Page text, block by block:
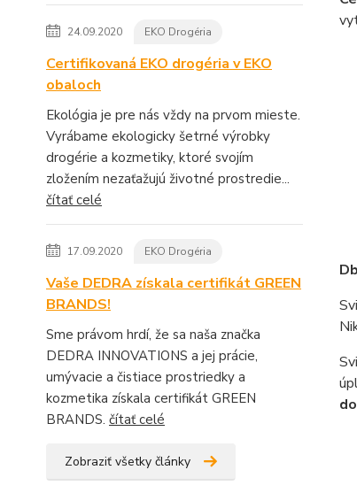
24.09.2020 EKO Drogéria
Certifikovaná EKO drogéria v EKO
obaloch
Ekológia je pre nás vždy na prvom mieste.
Vyrábame ekologicky šetrné výrobky
drogérie a kozmetiky, ktoré svojím
zložením nezaťažujú životné prostredie...
čítať celé
17.09.2020 EKO Drogéria
Vaše DEDRA získala certifikát GREEN
BRANDS!
Sme právom hrdí, že sa naša značka
DEDRA INNOVATIONS a jej prácie,
umývacie a čistiace prostriedky a
kozmetika získala certifikát GREEN
BRANDS. čítať celé
Zobraziť všetky články